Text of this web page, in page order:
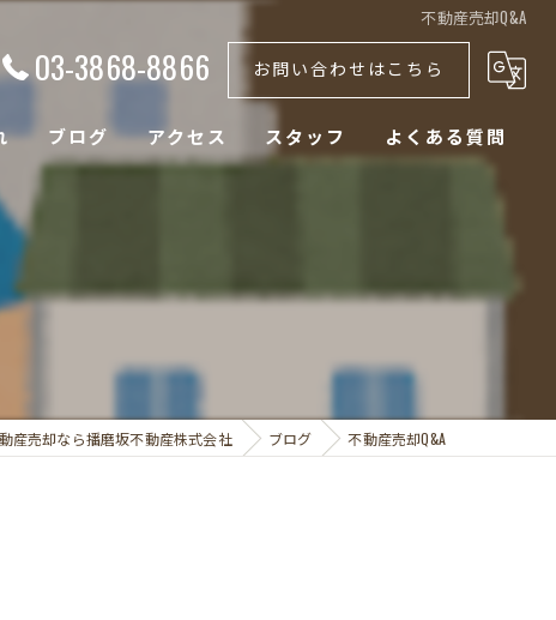
不動産売却Q&A
03-3868-8866 お問い合わせはこちら
ブログ アクセス スタッフ よくある質問
産売却なら播磨坂不動産株式会社 ブログ 不動産売却Q&A